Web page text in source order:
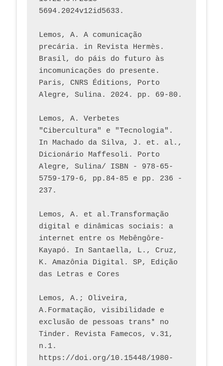
5694.2024v12id5633.
Lemos, A. A comunicação
precária. in Revista Hermès.
Brasil, do páis do futuro às
incomunicações do presente.
Paris, CNRS Éditions, Porto
Lemos, A. Verbetes
"Cibercultura" e "Tecnologia".
In Machado da Silva, J. et. al.,
Dicionário Maffesoli. Porto
Alegre, Sulina/ ISBN - 978-65-
5759-179-6, pp.84-85 e pp. 236 -
237.
Lemos, A. et al.Transformação
digital e dinâmicas sociais: a
internet entre os Mebêngôre-
Kayapó. In Santaella, L., Cruz,
K. Amazônia Digital. SP, Edição
das Letras e Cores
Lemos, A.; Oliveira,
A.Formatação, visibilidade e
exclusão de pessoas trans* no
Tinder. Revista Famecos, v.31,
n.1.
https://doi.org/10.15448/1980-